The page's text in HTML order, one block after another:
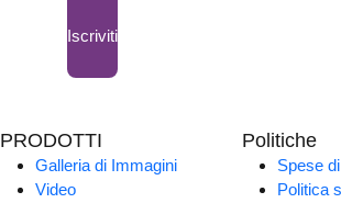
Iscriviti
PRODOTTI
Galleria di Immagini
Video
Politiche
Spese
Politica